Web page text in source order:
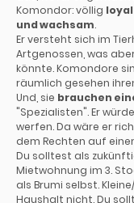
Komondor: völlig loyal
und wachsam.
Er versteht sich im
Artgenossen, was
könnte. Komondore
räumlich gesehen
Und, sie brauchen
"Spezialisten". Er
werfen. Da wäre er
dem Rechten auf
Du solltest als
Mietwohnung im 3.
als Brumi selbst.
Haushalt nicht. Du